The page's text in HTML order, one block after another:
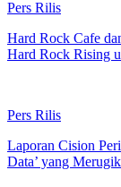
Pers Rilis
Hard Rock Cafe
Hard Rock Rising
Pers Rilis
Laporan Cision
Data’ yang